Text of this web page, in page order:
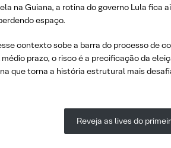
na Guiana, a rotina do governo Lula
espaço.
contexto sobe a barra do processo de
médio prazo, o risco é a precificação da
que torna a história estrutural mais
Reveja as lives do